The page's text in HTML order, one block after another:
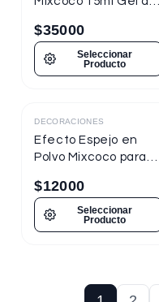
$35000
Seleccionar
Producto
Destacado
DECORACIONES
Efecto Espejo en
Polvo Mixcoco para
$12000
Seleccionar
Producto